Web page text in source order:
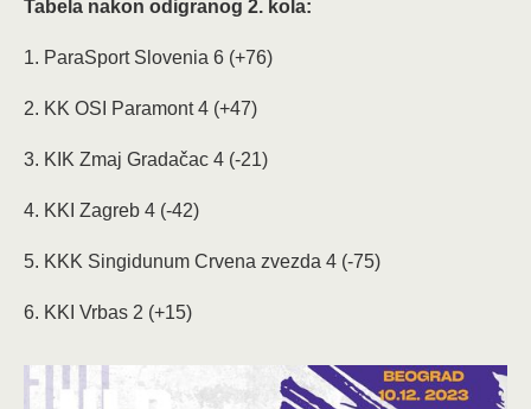
Tabela nakon odigranog 2. kola:
1. ParaSport Slovenia 6 (+76)
2. KK OSI Paramont 4 (+47)
3. KIK Zmaj Gradačac 4 (-21)
4. KKI Zagreb 4 (-42)
5. KKK Singidunum Crvena zvezda 4 (-75)
6. KKI Vrbas 2 (+15)